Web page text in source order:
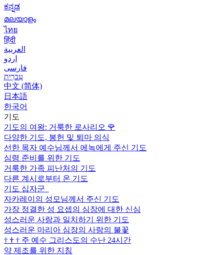
ಕನ್ನಡ
മലയാളം
ไทย
हिंदी
العربية
اردو
فارسی
עִברִית
中文 (简体)
日本語
한국어
기도
기도의 여왕: 거룩한 로사리오 🌹
다양한 기도, 봉헌 및 퇴마 의식
선한 목자 예수님께서 에녹에게 주신 기도
심령 준비를 위한 기도
거룩한 가족 피난처의 기도
다른 계시로부터 온 기도
기도 십자군
자카레이의 성모님께서 주신 기도
가장 정결한 성 요셉의 심장에 대한 신심
성스러운 사랑과 일치하기 위한 기도
성스러운 마리아 심장의 사랑의 불꽃
† † † 주 예수 그리스도의 수난 24시간
약 제조를 위한 지침